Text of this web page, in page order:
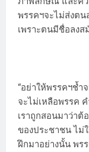
พรรคฯจะไม่ส่งตน
เพราะตนมีชื่อลงส
“อย่าให้พรรคฯช้ำ
จะไม่เหลือพรรค
เราถูกสอนมาว่า
ของประชาชน ไม่
ฝึกมาอย่างนั้น พร